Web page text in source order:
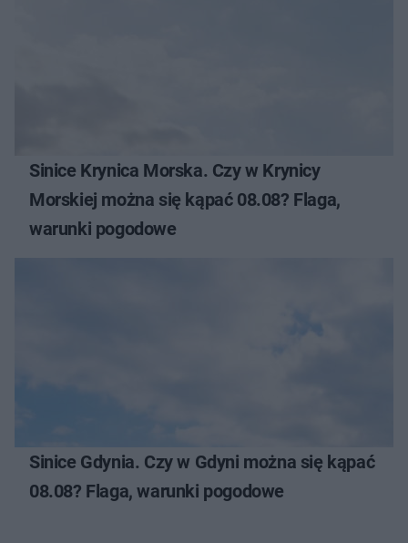
Sinice Krynica Morska. Czy w Krynicy
Morskiej można się kąpać 08.08? Flaga,
warunki pogodowe
Sinice Gdynia. Czy w Gdyni można się kąpać
08.08? Flaga, warunki pogodowe